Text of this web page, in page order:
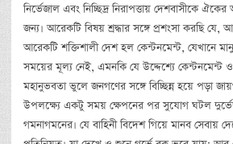
নির্ভেজাল এবং নিচ্ছিদ্র নিরাপত্তায় দেশবাসীকে
জন্য। আরেকটি বিষয় শ্রদ্ধার সঙ্গে প্রশংসা করছি যে,
আরেকটি শক্তিশালী দেশ হল কেন্টনমেন্ট, যেখানে
সময়ের মূল্য নেই, এমনকি যে উদ্দেশ্যে কেন্টনমেন্ট ও
মহানুভবতা ভুলে জনগণের সঙ্গে বিচ্ছিন্ন হয়ে পড়া
উপলক্ষ্যে একটু সময় ক্ষেপনের পর সুযোগ ঘটল
গমনাগমনের। যে বাহিনী বিদেশ গিয়ে মানব সেবায়